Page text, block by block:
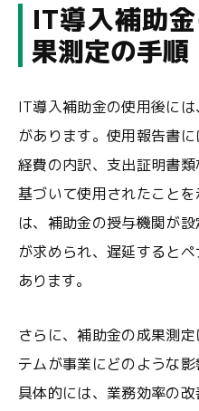
IT導入補助
果測定の手順
IT導入補助金の使用後に
があります。使用報告書
経費の内訳、支出証明書
基づいて使用されたこと
は、補助金の授与機関が
が求められ、遅延すると
あります。
さらに、補助金の成果測
テムが事業にどのような影
具体的には、業務効率の